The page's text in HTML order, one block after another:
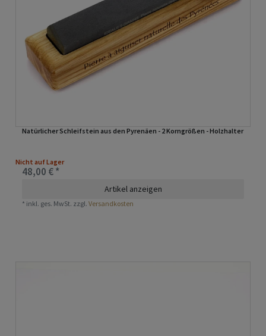
Natürlicher Schleifstein aus den Pyrenäen - 2 Korngrößen - Holzhalter
Nicht auf Lager
48,00 € *
Artikel anzeigen
* inkl. ges. MwSt. zzgl.Versandkosten